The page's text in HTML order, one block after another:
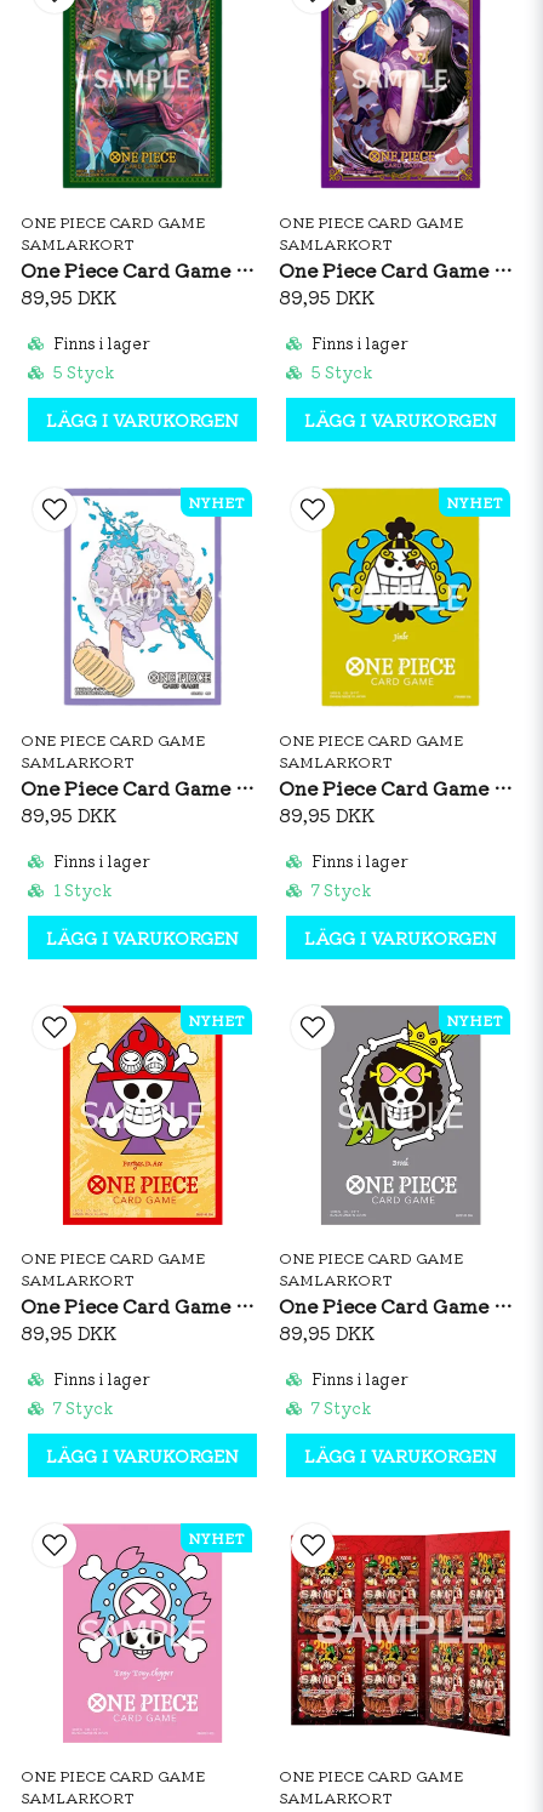
ONE PIECE CARD GAME
SAMLARKORT
One Piece Card Game Official Sleeves: Roronoa Zoro Vol. 11
89,95 DKK
Finns i lager
5 Styck
LÄGG I VARUKORGEN
ONE PIECE CARD GAME
SAMLARKORT
One Piece Card Game Official Sleeves: Boa Hancock Vol. 11
89,95 DKK
Finns i lager
5 Styck
LÄGG I VARUKORGEN
ONE PIECE CARD GAME
SAMLARKORT
One Piece Card Game Official Sleeves: Monkey D. Luffy Vol. 12
89,95 DKK
Finns i lager
1 Styck
LÄGG I VARUKORGEN
NYHET
ONE PIECE CARD GAME
SAMLARKORT
One Piece Card Game Official Sleeves: Premium Matte Jinbe
89,95 DKK
Finns i lager
7 Styck
LÄGG I VARUKORGEN
NYHET
ONE PIECE CARD GAME
SAMLARKORT
One Piece Card Game Official Sleeves: Premium Matte Portgas D. Ace
89,95 DKK
Finns i lager
7 Styck
LÄGG I VARUKORGEN
NYHET
ONE PIECE CARD GAME
SAMLARKORT
One Piece Card Game Official Sleeves: Premium Matte Brook
89,95 DKK
Finns i lager
7 Styck
LÄGG I VARUKORGEN
NYHET
ONE PIECE CARD GAME
SAMLARKORT
NYHET
ONE PIECE CARD GAME
SAMLARKORT